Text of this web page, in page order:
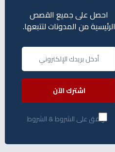
احصل على جميع القصص
الرئيسية من المدونات لتتبعها.
اشترك الآن
أوافق على الشروط & الشروط